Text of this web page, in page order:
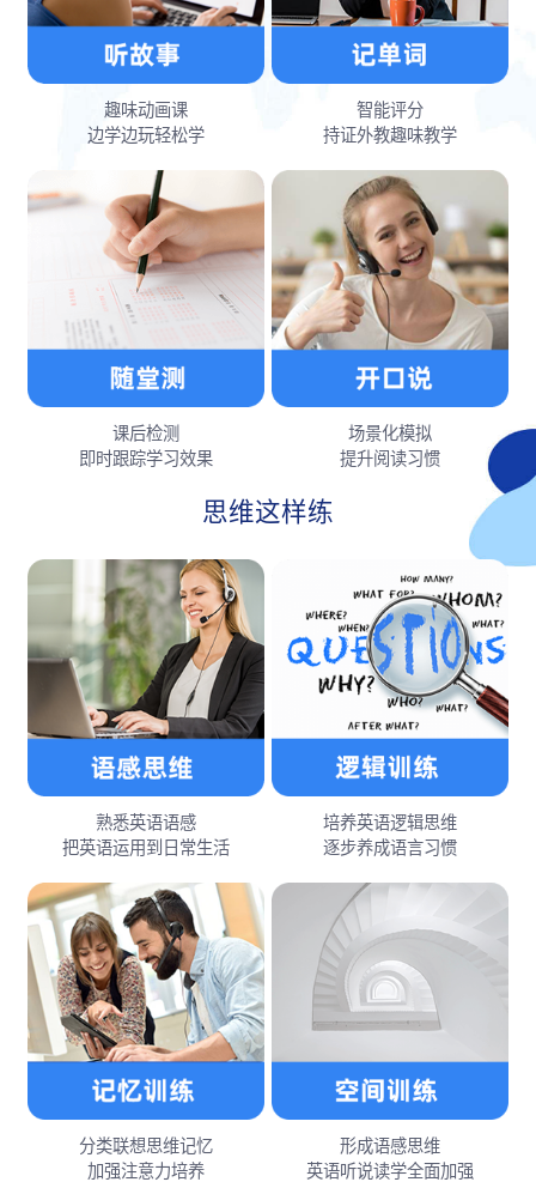
趣味动画课
边学边玩轻松学
智能评分
持证外教趣味教学
课后检测
即时跟踪学习效果
场景化模拟
提升阅读习惯
思维这样练
熟悉英语语感
把英语运用到日常生活
培养英语逻辑思维
逐步养成语言习惯
分类联想思维记忆
加强注意力培养
形成语感思维
英语听说读学全面加强